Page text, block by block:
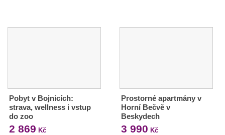
Pobyt v Bojnicích:
strava, wellness i vstup
do zoo
2 869 Kč
Prostorné apartmány v
Horní Bečvě v
Beskydech
3 990 Kč